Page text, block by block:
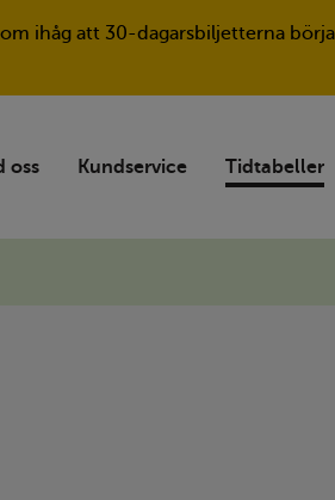
ihåg att 30-dagarsbiljetterna
oss Kundservice Tidtabeller